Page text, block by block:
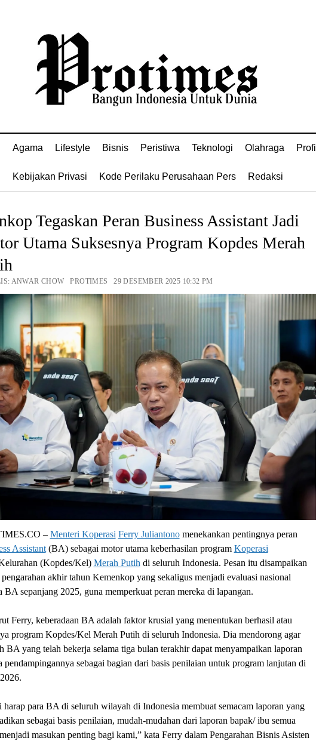
Agama Lifestyle Bisnis Peristiwa Teknologi Olahraga Profil
Kebijakan Privasi Kode Perilaku Perusahaan Pers Redaksi
Tegaskan Peran Business Assistant Jadi
Utama Suksesnya Program Kopdes Merah
ANWAR CHOW PROTIMES 29 DESEMBER 2025 10:32 PM
– Menteri Koperasi Ferry Juliantonomenekankan pentingnya peran
Assistant(BA) sebagai motor utama keberhasilan program Koperasi
(Kopdes/Kel) Merah Putih di seluruh Indonesia. Pesan itu disampaikan
akhir tahun Kemenkop yang sekaligus menjadi evaluasi nasional
BA sepanjang 2025, guna memperkuat peran mereka di lapangan.
Ferry, keberadaan BA adalah faktor krusial yang menentukan berhasil atau
program Kopdes/Kel Merah Putih di seluruh Indonesia. Dia mendorong agar
BA yang telah bekerja selama tiga bulan terakhir dapat menyampaikan laporan
pendampingannya sebagai bagian dari basis penilaian untuk program lanjutan di
harap para BA di seluruh wilayah di Indonesia membuat semacam laporan yang
sebagai basis penilaian, mudah-mudahan dari laporan bapak/ ibu semua
masukan penting bagi kami,” kata Ferry dalam Pengarahan Bisnis Asisten